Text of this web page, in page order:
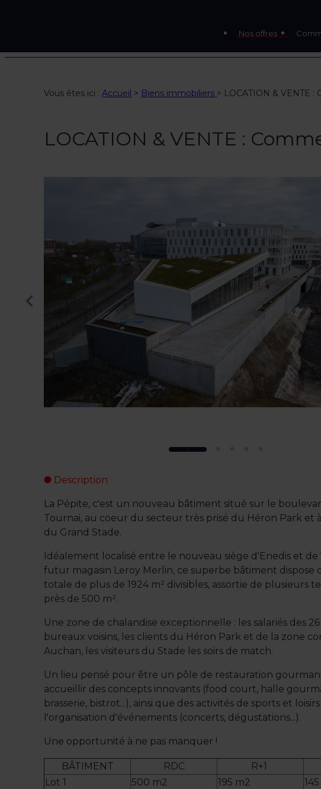
Nos offres
Vous êtes ici :Accueil > Biens immobiliers > LOCATION & VENTE :
LOCATION & VENTE :
Description
La Pépite, c'est un nouveau bâtiment situé sur le
Tournai, au coeur du secteur très prisé du Héron Park et
du Grand Stade.
Idéalement localisé entre le nouveau siège d'Enedis et de
futur magasin Leroy Merlin, ce superbe bâtiment dispose
totale de plus de 1924 m² divisibles, assortie de plusieurs
près de 500 m².
Une zone de chalandise exceptionnelle : les salariés des
bureaux voisins, les clients du Héron Park et de la zone
Auchan, les visiteurs du Stade les soirs de match.
Un lieu pensé pour être un pôle de restauration
accueillir des concepts innovants (food court, halle
brasserie, bistrot...), ainsi que des activités de sports et
l'organisation d'événements (concerts, dégustations...).
Une opportunité à ne pas manquer !
BÂTIMENT RDC R+1
Lot 1
500 m2 195 m2